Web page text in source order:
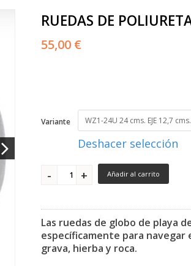
RUEDAS DE
55,00 €
Variante
Deshacer selección
Añadir al carrito
Las ruedas de globo de playa
específicamente para
grava, hierba y roca.